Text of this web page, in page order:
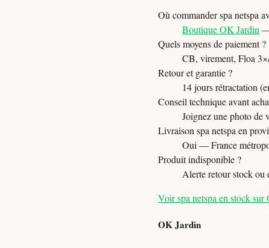
Où commander spa netspa
Boutique OK Jardin—
Quels moyens de paiement ?
CB, virement, Floa
Retour et garantie ?
14 jours rétractation
Conseil technique avant
Joignez une photo
Livraison spa netspa en
Oui — France
Produit indisponible ?
Alerte retour stock ou
Voir spa netspa en stock sur
OK Jardin